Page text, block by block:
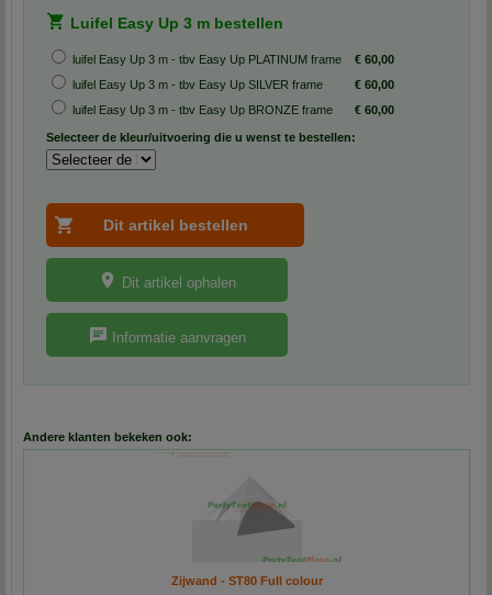
Luifel Easy Up 3 m bestellen
luifel Easy Up 3 m - tbv Easy Up PLATINUM frame
€ 60,00
luifel Easy Up 3 m - tbv Easy Up SILVER frame
€ 60,00
luifel Easy Up 3 m - tbv Easy Up BRONZE frame
€ 60,00
Selecteer de kleur/uitvoering die u wenst te bestellen:
Dit artikel ophalen
Informatie aanvragen
Andere klanten bekeken ook:
Zijwand - ST80 Full colour